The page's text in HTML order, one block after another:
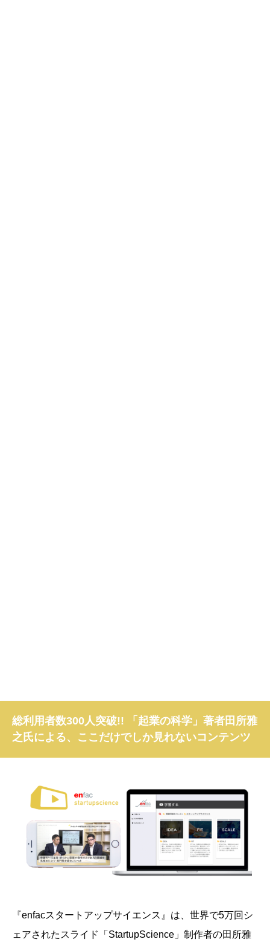
総利用者数300人突破!! 「起業の科学」著者田所雅
之氏による、ここだけでしか見れないコンテンツ
『enfacスタートアップサイエンス』は、 世界で5万回シ
ェアされたスライド「StartupScience」制作者の田所雅